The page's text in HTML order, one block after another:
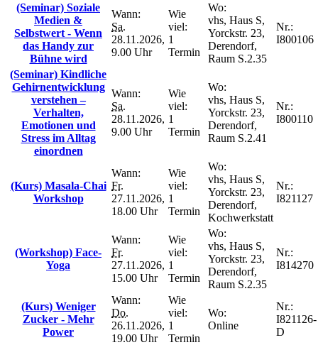
(Seminar) Soziale
Medien &
Selbstwert - Wenn
das Handy zur
Bühne wird
Wann:
Sa.
28.11.2026,
9.00 Uhr
Wie
viel:
1
Termin
Wo:
vhs, Haus S,
Yorckstr. 23,
Derendorf,
Raum S.2.35
Nr.:
I800106
(Seminar) Kindliche
Gehirnentwicklung
verstehen –
Verhalten,
Emotionen und
Stress im Alltag
einordnen
Wann:
Sa.
28.11.2026,
9.00 Uhr
Wie
viel:
1
Termin
Wo:
vhs, Haus S,
Yorckstr. 23,
Derendorf,
Raum S.2.41
Nr.:
I800110
(Kurs) Masala-Chai
Workshop
Wann:
Fr.
27.11.2026,
18.00 Uhr
Wie
viel:
1
Termin
Wo:
vhs, Haus S,
Yorckstr. 23,
Derendorf,
Kochwerkstatt
Nr.:
I821127
(Workshop) Face-
Yoga
Wann:
Fr.
27.11.2026,
15.00 Uhr
Wie
viel:
1
Termin
Wo:
vhs, Haus S,
Yorckstr. 23,
Derendorf,
Raum S.2.35
Nr.:
I814270
(Kurs) Weniger
Zucker - Mehr
Power
Wann:
Do.
26.11.2026,
19.00 Uhr
Wie
viel:
1
Termin
Wo:
Online
Nr.:
I821126-
D